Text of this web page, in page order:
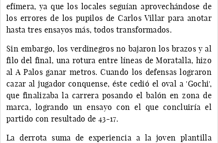
efímera, ya que los locales seguían aprovechándose de
los errores de los pupilos de Carlos Villar para anotar
hasta tres ensayos más, todos transformados.
Sin embargo, los verdinegros no bajaron los brazos y al
filo del final, una rotura entre líneas de Moratalla, hizo
al A Palos ganar metros. Cuando los defensas lograron
cazar al jugador conquense, éste cedió el oval a 'Gochi',
que finalizaba la carrera posando el balón en zona de
marca, logrando un ensayo con el que concluiría el
partido con resultado de 43-17.
La derrota suma de experiencia a la joven plantilla